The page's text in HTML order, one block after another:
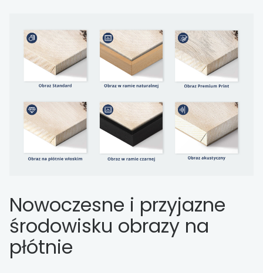
Nowoczesne i przyjazne
środowisku obrazy na
płótnie